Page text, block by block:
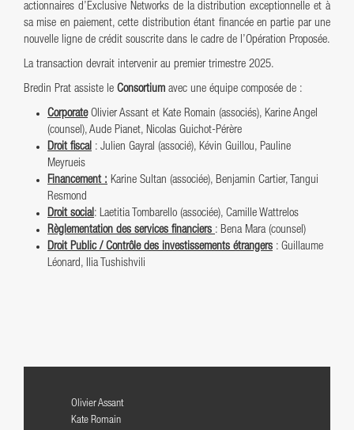
actionnaires d’Exclusive Networks de la distribution exceptionnelle et à
sa mise en paiement, cette distribution étant financée en partie par une
nouvelle ligne de crédit souscrite dans le cadre de l’Opération Proposée.
La transaction devrait intervenir au premier trimestre 2025.
Bredin Prat assiste le Consortium avec une équipe composée de :
CorporateOlivier Assant et Kate Romain (associés), Karine Angel
(counsel), Aude Pianet, Nicolas Guichot-Pérère
Droit fiscal : Julien Gayral (associé), Kévin Guillou, Pauline
Meyrueis
Financement : Karine Sultan (associée), Benjamin Cartier, Tangui
Resmond
Droit social: Laetitia Tombarello (associée), Camille Wattrelos
Règlementation des services financiers : Bena Mara (counsel)
Droit Public / Contrôle des investissements étrangers : Guillaume
Léonard, Ilia Tushishvili
Olivier Assant
Kate Romain